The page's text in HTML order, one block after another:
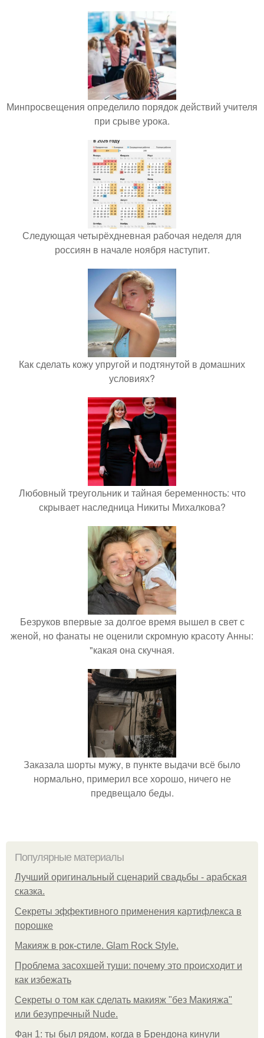
Минпросвещения определило порядок действий учителя
при срыве урока.
Следующая четырёхдневная рабочая неделя для
россиян в начале ноября наступит.
Как сделать кожу упругой и подтянутой в домашних
условиях?
Любовный треугольник и тайная беременность: что
скрывает наследница Никиты Михалкова?
Безруков впервые за долгое время вышел в свет с
женой, но фанаты не оценили скромную красоту Анны:
"какая она скучная.
Заказала шорты мужу, в пункте выдачи всё было
нормально, примерил все хорошо, ничего не
предвещало беды.
Популярные материалы
Лучший оригинальный сценарий свадьбы - арабская
сказка.
Секреты эффективного применения картифлекса в
порошке
Макияж в рок-стиле. Glam Rock Style.
Проблема засохшей туши: почему это происходит и
как избежать
Секреты о том как сделать макияж "без Макияжа"
или безупречный Nude.
Фан 1: ты был рядом, когда в Брендона кинули